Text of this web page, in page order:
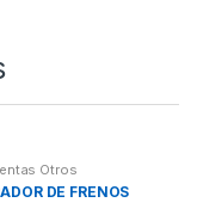
Otros
DE FRENOS